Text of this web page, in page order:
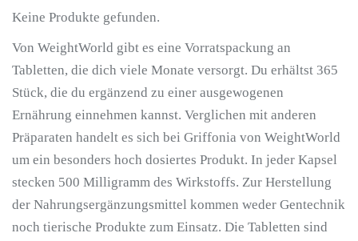
Keine Produkte gefunden.
Von WeightWorld gibt es eine Vorratspackung an
Tabletten, die dich viele Monate versorgt. Du erhältst 365
Stück, die du ergänzend zu einer ausgewogenen
Ernährung einnehmen kannst. Verglichen mit anderen
Präparaten handelt es sich bei Griffonia von WeightWorld
um ein besonders hoch dosiertes Produkt. In jeder Kapsel
stecken 500 Milligramm des Wirkstoffs. Zur Herstellung
der Nahrungsergänzungsmittel kommen weder Gentechnik
noch tierische Produkte zum Einsatz. Die Tabletten sind